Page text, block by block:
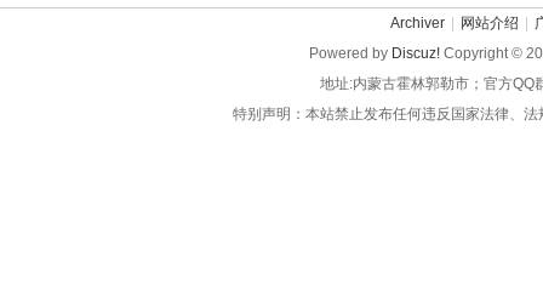
Archiver 网站介绍
Powered by Discuz! Copyright ©
地址:内蒙古霍林郭勒市；官方QQ
特别声明：本站禁止发布任何违反国家法律、